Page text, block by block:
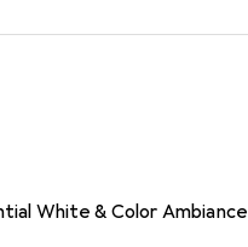
White & Color Ambiance